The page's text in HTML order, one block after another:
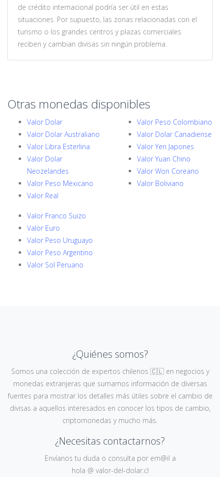
de crédito internacional podría ser útil en estas
situaciones. Por supuesto, las zonas relacionadas con el
turismo o los grandes centros y plazas comerciales
reciben y cambian divisas sin ningún problema.
Otras monedas disponibles
Valor Dolar
Valor Dolar Australiano
Valor Libra Esterlina
Valor Dolar
Neozelandes
Valor Peso Mexicano
Valor Real
Valor Peso Colombiano
Valor Dolar Canadiense
Valor Yen Japones
Valor Yuan Chino
Valor Won Coreano
Valor Boliviano
Valor Franco Suizo
Valor Euro
Valor Peso Uruguayo
Valor Peso Argentino
Valor Sol Peruano
¿Quiénes somos?
Somos una colección de expertos chilenos 🇨🇱 en negocios y
monedas extranjeras que sumamos información de diversas
fuentes para mostrar los detalles más útiles sobre el cambio de
divisas a aquellos interesados en conocer los tipos de cambio,
criptomonedas y mucho más.
¿Necesitas contactarnos?
Envíanos tu duda o consulta por em@il a
hola @ valor-del-dolar.cl